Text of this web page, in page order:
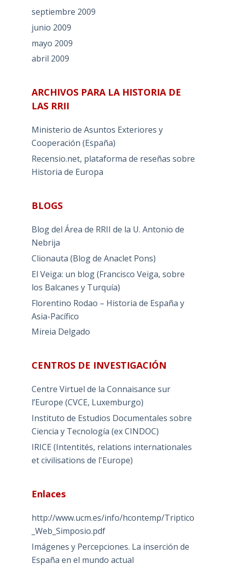
septiembre 2009
junio 2009
mayo 2009
abril 2009
ARCHIVOS PARA LA HISTORIA DE
LAS RRII
Ministerio de Asuntos Exteriores y
Cooperación (España)
Recensio.net, plataforma de reseñas sobre
Historia de Europa
BLOGS
Blog del Área de RRII de la U. Antonio de
Nebrija
Clionauta (Blog de Anaclet Pons)
El Veiga: un blog (Francisco Veiga, sobre
los Balcanes y Turquía)
Florentino Rodao – Historia de España y
Asia-Pacífico
Mireia Delgado
CENTROS DE INVESTIGACIÓN
Centre Virtuel de la Connaisance sur
l’Europe (CVCE, Luxemburgo)
Instituto de Estudios Documentales sobre
Ciencia y Tecnología (ex CINDOC)
IRICE (Intentités, relations internationales
et civilisations de l'Europe)
Enlaces
http://www.ucm.es/info/hcontemp/Triptico
_Web_Simposio.pdf
Imágenes y Percepciones. La inserción de
España en el mundo actual